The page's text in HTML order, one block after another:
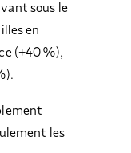
sous le
en
(+40 %),
les